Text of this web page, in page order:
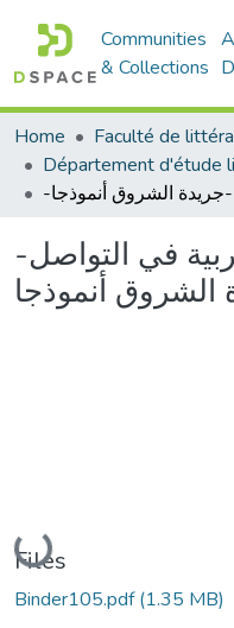
Communities
& Collections
Home
-واقع اللغة العربية في التواصل
الشروق أنموذجا
Loading...
Files
Binder105.pdf(1.35 MB)